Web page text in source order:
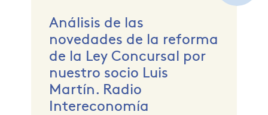
Análisis de las
novedades de la reforma
de la Ley Concursal por
nuestro socio Luis
Martín. Radio
Intereconomía